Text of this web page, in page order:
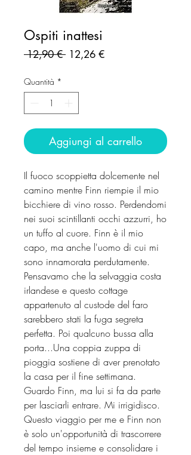
Ospiti inattesi
12,90 € Prezzo
12,26 €Prezzo
Quantità *
Aggiungi al carrello
Il fuoco scoppietta dolcemente nel
camino mentre Finn riempie il mio
bicchiere di vino rosso. Perdendomi
nei suoi scintillanti occhi azzurri, ho
un tuffo al cuore. Finn è il mio
capo, ma anche l'uomo di cui mi
sono innamorata perdutamente.
Pensavamo che la selvaggia costa
irlandese e questo cottage
appartenuto al custode del faro
sarebbero stati la fuga segreta
perfetta. Poi qualcuno bussa alla
porta...Una coppia zuppa di
pioggia sostiene di aver prenotato
la casa per il fine settimana.
Guardo Finn, ma lui si fa da parte
per lasciarli entrare. Mi irrigidisco.
Questo viaggio per me e Finn non
è solo un'opportunità di trascorrere
del tempo insieme e consolidare i